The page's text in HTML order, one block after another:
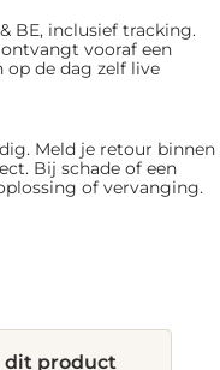
BE, inclusief tracking.
vooraf een
op de dag zelf live
Meld je retour binnen
Bij schade of een
of vervanging.
dit product